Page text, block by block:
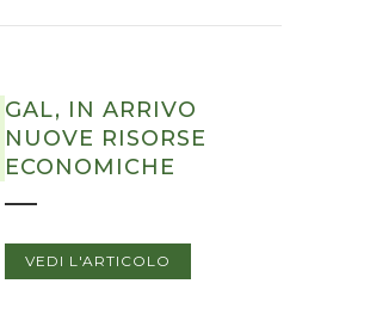
GAL, IN ARRIVO
NUOVE RISORSE
ECONOMICHE
VEDI L'ARTICOLO